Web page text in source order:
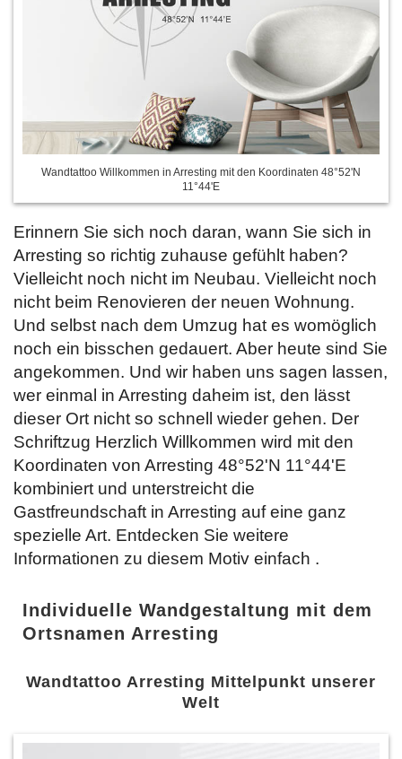
Wandtattoo Willkommen in Arresting mit den Koordinaten 48°52'N
11°44'E
Erinnern Sie sich noch daran, wann Sie sich in
Arresting so richtig zuhause gefühlt haben?
Vielleicht noch nicht im Neubau. Vielleicht noch
nicht beim Renovieren der neuen Wohnung.
Und selbst nach dem Umzug hat es womöglich
noch ein bisschen gedauert. Aber heute sind Sie
angekommen. Und wir haben uns sagen lassen,
wer einmal in Arresting daheim ist, den lässt
dieser Ort nicht so schnell wieder gehen. Der
Schriftzug Herzlich Willkommen wird mit den
Koordinaten von Arresting 48°52'N 11°44'E
kombiniert und unterstreicht die
Gastfreundschaft in Arresting auf eine ganz
spezielle Art. Entdecken Sie weitere
Informationen zu diesem Motiv einfach .
Individuelle Wandgestaltung mit dem
Ortsnamen Arresting
Wandtattoo Arresting Mittelpunkt unserer
Welt